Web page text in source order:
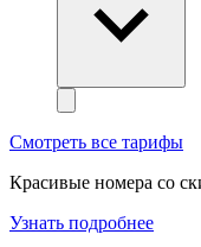
Смотреть все тарифы
Красивые номера со
Узнать подробнее